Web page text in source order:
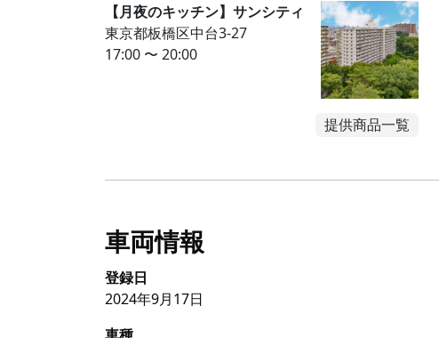
【月夜のキッチン】サンシティ
東京都板橋区中台3-27
17:00 〜 20:00
提供商品一覧
車両情報
登録日
2024年9月17日